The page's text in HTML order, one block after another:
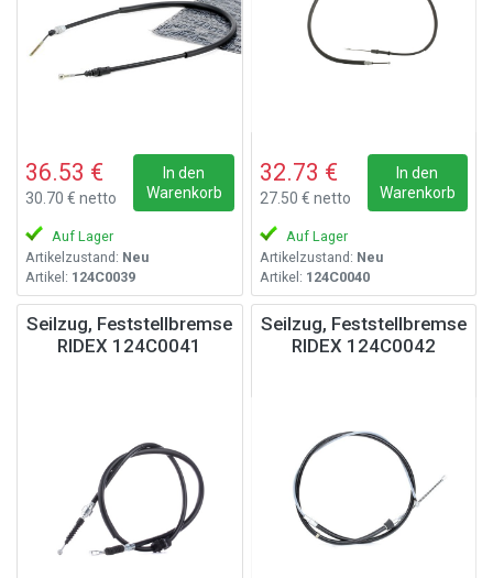
36.53 €
30.70 € netto
In den
Warenkorb
Auf Lager
Artikelzustand: Neu
Artikel: 124C0039
32.73 €
27.50 € netto
In den
Warenkorb
Auf Lager
Artikelzustand: Neu
Artikel: 124C0040
Seilzug, Feststellbremse
RIDEX 124C0041
Seilzug, Feststellbremse
RIDEX 124C0042